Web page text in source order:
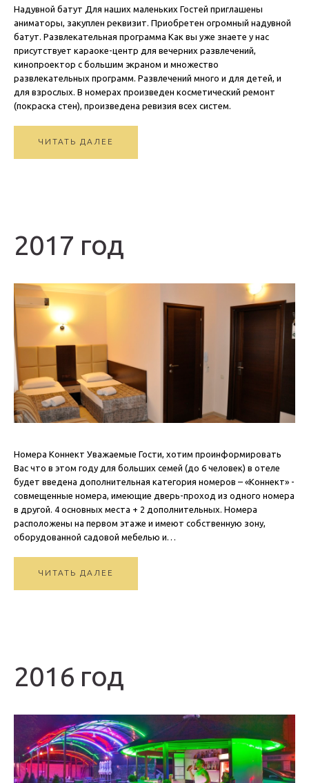
Надувной батут Для наших маленьких Гостей приглашены
аниматоры, закуплен реквизит. Приобретен огромный надувной
батут. Развлекательная программа Как вы уже знаете у нас
присутствует караоке-центр для вечерних развлечений,
кинопроектор с большим экраном и множество
развлекательных программ. Развлечений много и для детей, и
для взрослых. В номерах произведен косметический ремонт
(покраска стен), произведена ревизия всех систем.
ЧИТАТЬ ДАЛЕЕ
2017 год
Номера Коннект Уважаемые Гости, хотим проинформировать
Вас что в этом году для больших семей (до 6 человек) в отеле
будет введена дополнительная категория номеров – «Коннект» -
совмещенные номера, имеющие дверь-проход из одного номера
в другой. 4 основных места + 2 дополнительных. Номера
расположены на первом этаже и имеют собственную зону,
оборудованной садовой мебелью и…
ЧИТАТЬ ДАЛЕЕ
2016 год